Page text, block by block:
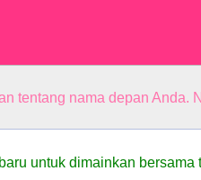
tentang nama depan Anda.
untuk dimainkan bersama